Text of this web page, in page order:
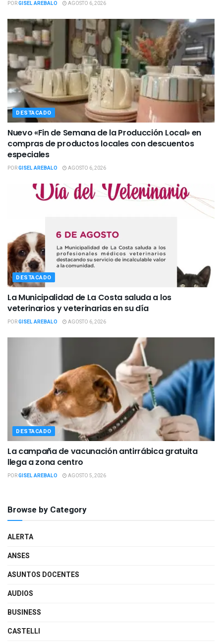
PORGISEL AREBALO AGOSTO 6, 2026
DESTACADO
Nuevo «Fin de Semana de la Producción Local» en
compras de productos locales con descuentos
especiales
PORGISEL AREBALO AGOSTO 6, 2026
DESTACADO
La Municipalidad de La Costa saluda a los
veterinarios y veterinarias en su día
PORGISEL AREBALO AGOSTO 6, 2026
DESTACADO
La campaña de vacunación antirrábica gratuita
llega a zona centro
PORGISEL AREBALO AGOSTO 5, 2026
Browse by Category
ALERTA
ANSES
ASUNTOS DOCENTES
AUDIOS
BUSINESS
CASTELLI